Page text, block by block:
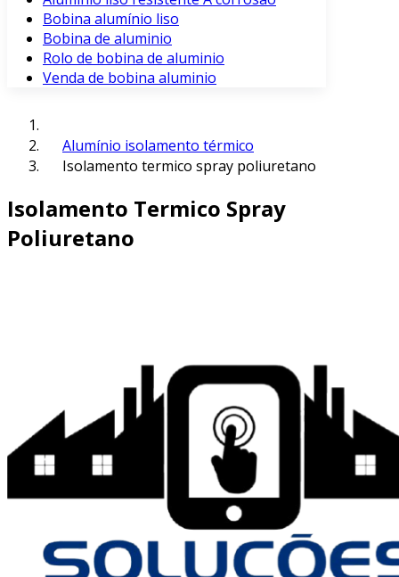
Bobina alumínio liso
Bobina de aluminio
Rolo de bobina de aluminio
Venda de bobina aluminio
Alumínio isolamento térmico
Isolamento termico spray poliuretano
Isolamento Termico Spray
Poliuretano